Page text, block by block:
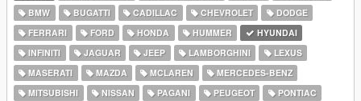
BMW
BUGATTI CADILLAC CHEVROLET
DODGE
FERRARI
FORD HONDA HUMMER
HYUNDAI
INFINITI
JAGUAR JEEP LAMBORGHINI
LEXUS
MASERATI
MAZDA MCLAREN
MERCEDES-BENZ
MITSUBISHI
NISSAN PAGANI PEUGEOT
PONTIAC